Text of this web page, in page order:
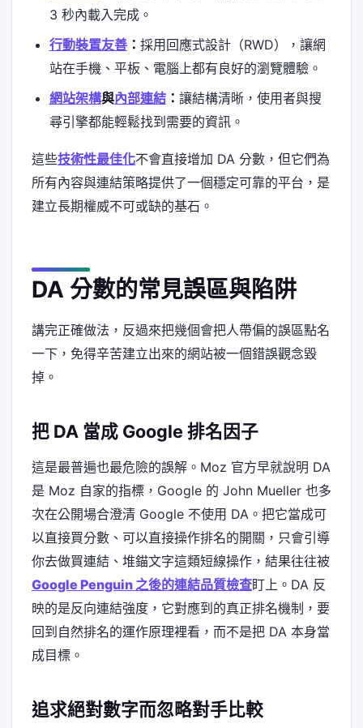
3 秒內載入完成。
行動裝置友善： 採用回應式設計（RWD），讓網
站在手機、平板、電腦上都有良好的瀏覽體驗。
網站架構與內部連結： 讓結構清晰，使用者與搜
尋引擎都能輕鬆找到需要的資訊。
這些技術性最佳化不會直接增加 DA 分數，但它們為
所有內容與連結策略提供了一個穩定可靠的平台，是
建立長期權威不可或缺的基石。
DA 分數的常見誤區與陷阱
講完正確做法，反過來把幾個會把人帶偏的誤區點名
一下，免得辛苦建立出來的網站被一個錯誤觀念毀
掉。
把 DA 當成 Google 排名因子
這是最普遍也最危險的誤解。Moz 官方早就說明 DA
是 Moz 自家的指標，Google 的 John Mueller 也多
次在公開場合澄清 Google 不使用 DA。把它當成可
以直接買分數、可以直接操作排名的開關，只會引導
你去做買連結、堆錨文字這類短線操作，結果往往被
Google Penguin 之後的連結品質檢查盯上。DA 反
映的是反向連結強度，它對應到的真正排名機制，要
回到自然排名的運作原理裡看，而不是把 DA 本身當
成目標。
追求絕對數字而忽略對手比較